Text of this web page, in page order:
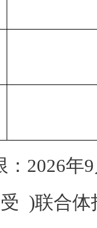
：2026年
)联合体